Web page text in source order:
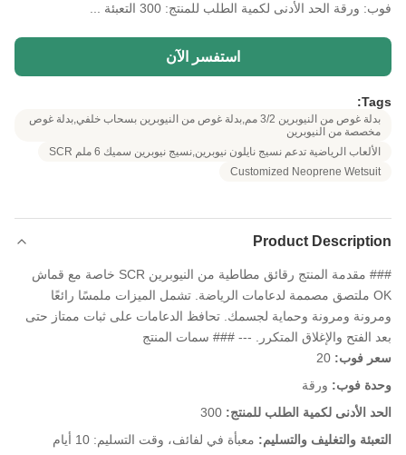
فوب: ورقة الحد الأدنى لكمية الطلب للمنتج: 300 التعبئة ...
استفسر الآن
Tags:
بدلة غوص من النيوبرين 3/2 مم,بدلة غوص من النيوبرين بسحاب خلفي,بدلة غوص
مخصصة من النيوبرين
الألعاب الرياضية تدعم نسيج نايلون نيوبرين,نسيج نيوبرين سميك 6 ملم SCR
Customized Neoprene Wetsuit
Product Description
### مقدمة المنتج رقائق مطاطية من النيوبرين SCR خاصة مع قماش
OK ملتصق مصممة لدعامات الرياضة. تشمل الميزات ملمسًا رائعًا
ومرونة ومرونة وحماية لجسمك. تحافظ الدعامات على ثبات ممتاز حتى
بعد الفتح والإغلاق المتكرر. --- ### سمات المنتج
سعر فوب:
وحدة فوب: ورقة
الحد الأدنى لكمية الطلب للمنتج:
التعبئة والتغليف والتسليم: معبأة في لفائف، وقت التسليم: 10 أيام